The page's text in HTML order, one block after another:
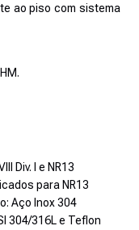
ao piso com sistema
Div. I e NR13
para NR13
Aço Inox 304
304/316L e Teflon